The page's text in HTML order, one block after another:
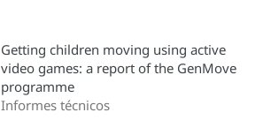
Getting children moving using active
video games: a report of the GenMove
programme
Informes técnicos